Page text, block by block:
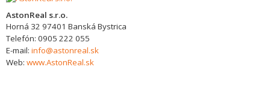
AstonReal s.r.o.
Horná 32 97401 Banská Bystrica
Telefón: 0905 222 055
E-mail: info@astonreal.sk
Web: www.AstonReal.sk